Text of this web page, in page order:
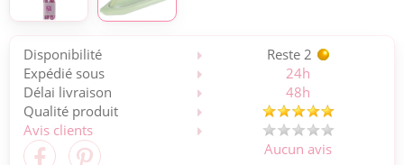
Disponibilité
Reste 2
Expédié sous
24h
Délai livraison
48h
Qualité produit
Avis clients
Aucun avis